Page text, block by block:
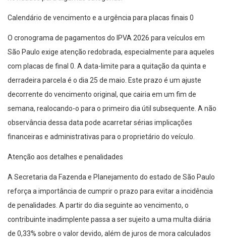
Calendário de vencimento e a urgência para placas finais 0
O cronograma de pagamentos do IPVA 2026 para veículos em
São Paulo exige atenção redobrada, especialmente para aqueles
com placas de final 0. A data-limite para a quitação da quinta e
derradeira parcela é o dia 25 de maio. Este prazo é um ajuste
decorrente do vencimento original, que cairia em um fim de
semana, realocando-o para o primeiro dia útil subsequente. A não
observância dessa data pode acarretar sérias implicações
financeiras e administrativas para o proprietário do veículo.
Atenção aos detalhes e penalidades
A Secretaria da Fazenda e Planejamento do estado de São Paulo
reforça a importância de cumprir o prazo para evitar a incidência
de penalidades. A partir do dia seguinte ao vencimento, o
contribuinte inadimplente passa a ser sujeito a uma multa diária
de 0,33% sobre o valor devido, além de juros de mora calculados